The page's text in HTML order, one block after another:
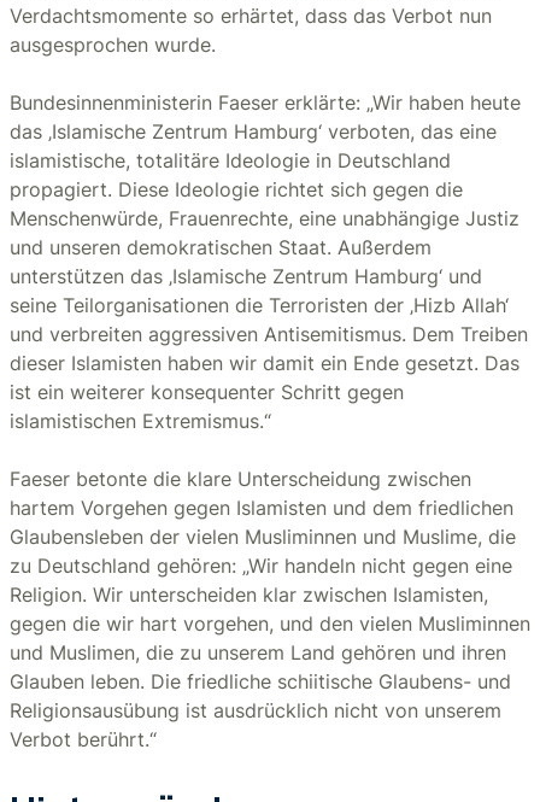
Verdachtsmomente so erhärtet, dass das Verbot nun
ausgesprochen wurde.
Bundesinnenministerin Faeser erklärte: „Wir haben heute
das ‚Islamische Zentrum Hamburg‘ verboten, das eine
islamistische, totalitäre Ideologie in Deutschland
propagiert. Diese Ideologie richtet sich gegen die
Menschenwürde, Frauenrechte, eine unabhängige Justiz
und unseren demokratischen Staat. Außerdem
unterstützen das ‚Islamische Zentrum Hamburg‘ und
seine Teilorganisationen die Terroristen der ‚Hizb Allah‘
und verbreiten aggressiven Antisemitismus. Dem Treiben
dieser Islamisten haben wir damit ein Ende gesetzt. Das
ist ein weiterer konsequenter Schritt gegen
islamistischen Extremismus.“
Faeser betonte die klare Unterscheidung zwischen
hartem Vorgehen gegen Islamisten und dem friedlichen
Glaubensleben der vielen Musliminnen und Muslime, die
zu Deutschland gehören: „Wir handeln nicht gegen eine
Religion. Wir unterscheiden klar zwischen Islamisten,
gegen die wir hart vorgehen, und den vielen Musliminnen
und Muslimen, die zu unserem Land gehören und ihren
Glauben leben. Die friedliche schiitische Glaubens- und
Religionsausübung ist ausdrücklich nicht von unserem
Verbot berührt.“